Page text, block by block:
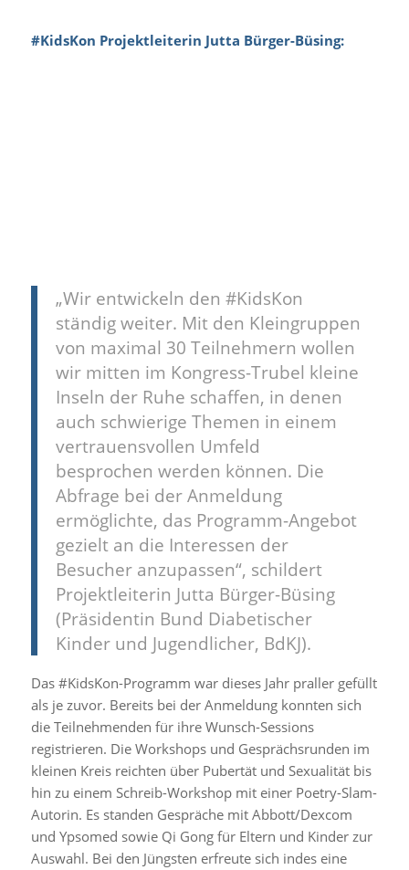
#KidsKon Projektleiterin Jutta Bürger-Büsing:
„Wir entwickeln den #KidsKon
ständig weiter. Mit den Kleingruppen
von maximal 30 Teilnehmern wollen
wir mitten im Kongress-Trubel kleine
Inseln der Ruhe schaffen, in denen
auch schwierige Themen in einem
vertrauensvollen Umfeld
besprochen werden können. Die
Abfrage bei der Anmeldung
ermöglichte, das Programm-Angebot
gezielt an die Interessen der
Besucher anzupassen“, schildert
Projektleiterin Jutta Bürger-Büsing
(Präsidentin Bund Diabetischer
Kinder und Jugendlicher, BdKJ).
Das #KidsKon-Programm war dieses Jahr praller gefüllt
als je zuvor. Bereits bei der Anmeldung konnten sich
die Teilnehmenden für ihre Wunsch-Sessions
registrieren. Die Workshops und Gesprächsrunden im
kleinen Kreis reichten über Pubertät und Sexualität bis
hin zu einem Schreib-Workshop mit einer Poetry-Slam-
Autorin. Es standen Gespräche mit Abbott/Dexcom
und Ypsomed sowie Qi Gong für Eltern und Kinder zur
Auswahl. Bei den Jüngsten erfreute sich indes eine